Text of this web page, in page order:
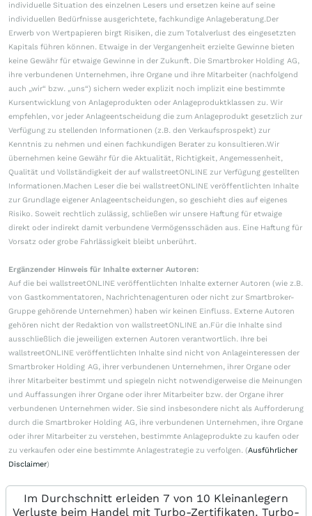
individuelle Situation des einzelnen Lesers und ersetzen keine auf seine
individuellen Bedürfnisse ausgerichtete, fachkundige Anlageberatung.Der
Erwerb von Wertpapieren birgt Risiken, die zum Totalverlust des eingesetzten
Kapitals führen können. Etwaige in der Vergangenheit erzielte Gewinne bieten
keine Gewähr für etwaige Gewinne in der Zukunft. Die Smartbroker Holding AG,
ihre verbundenen Unternehmen, ihre Organe und ihre Mitarbeiter (nachfolgend
auch „wir“ bzw. „uns“) sichern weder explizit noch implizit eine bestimmte
Kursentwicklung von Anlageprodukten oder Anlageproduktklassen zu. Wir
empfehlen, vor jeder Anlageentscheidung die zum Anlageprodukt gesetzlich zur
Verfügung zu stellenden Informationen (z.B. den Verkaufsprospekt) zur
Kenntnis zu nehmen und einen fachkundigen Berater zu konsultieren.Wir
übernehmen keine Gewähr für die Aktualität, Richtigkeit, Angemessenheit,
Qualität und Vollständigkeit der auf wallstreetONLINE zur Verfügung gestellten
Informationen.Machen Leser die bei wallstreetONLINE veröffentlichten Inhalte
zur Grundlage eigener Anlageentscheidungen, so geschieht dies auf eigenes
Risiko. Soweit rechtlich zulässig, schließen wir unsere Haftung für etwaige
direkt oder indirekt damit verbundene Vermögensschäden aus. Eine Haftung für
Vorsatz oder grobe Fahrlässigkeit bleibt unberührt.
Ergänzender Hinweis für Inhalte externer Autoren:
Auf die bei wallstreetONLINE veröffentlichten Inhalte externer Autoren (wie z.B.
von Gastkommentatoren, Nachrichtenagenturen oder nicht zur Smartbroker-
Gruppe gehörende Unternehmen) haben wir keinen Einfluss. Externe Autoren
gehören nicht der Redaktion von wallstreetONLINE an.Für die Inhalte sind
ausschließlich die jeweiligen externen Autoren verantwortlich. Ihre bei
wallstreetONLINE veröffentlichten Inhalte sind nicht von Anlageinteressen der
Smartbroker Holding AG, ihrer verbundenen Unternehmen, ihrer Organe oder
ihrer Mitarbeiter bestimmt und spiegeln nicht notwendigerweise die Meinungen
und Auffassungen ihrer Organe oder ihrer Mitarbeiter bzw. der Organe ihrer
verbundenen Unternehmen wider. Sie sind insbesondere nicht als Aufforderung
durch die Smartbroker Holding AG, ihre verbundenen Unternehmen, ihre Organe
oder ihrer Mitarbeiter zu verstehen, bestimmte Anlageprodukte zu kaufen oder
zu verkaufen oder eine bestimmte Anlagestrategie zu verfolgen. (Ausführlicher
Disclaimer)
Im Durchschnitt erleiden 7 von 10 Kleinanlegern
Verluste beim Handel mit Turbo-Zertifikaten. Turbo-